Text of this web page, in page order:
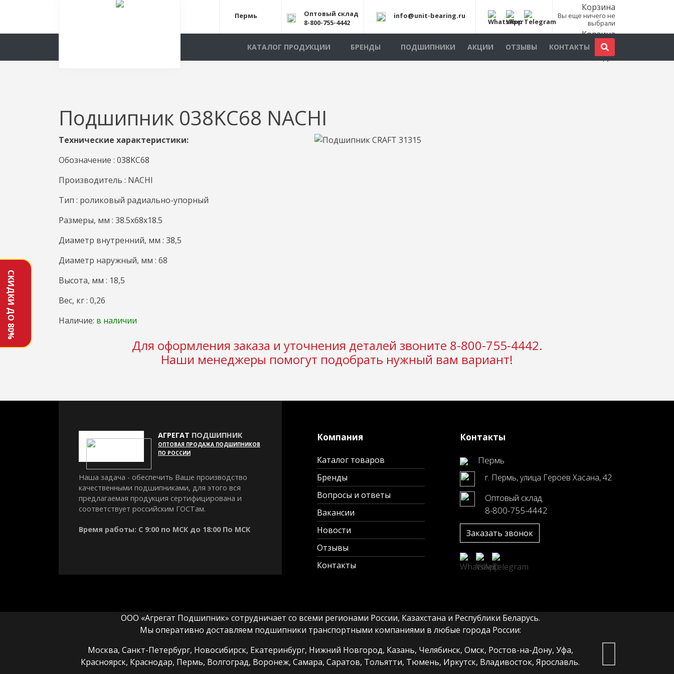
СКИДКИ ДО 80%
Пермь
Оптовый склад
8-800-755-4442
info@unit-bearing.ru
Корзина
Вы еще ничего не
выбрали
Корзина
Всего товаров:
0
шт., на сумму:
руб.
КАТАЛОГ ПРОДУКЦИИ БРЕНДЫ ПОДШИПНИКИ АКЦИИ ОТЗЫВЫ КОНТАКТЫ
Подшипник 038KC68 NACHI
Технические характеристики:
Обозначение : 038KC68
Производитель : NACHI
Тип : роликовый радиально-упорный
Размеры, мм : 38.5x68x18.5
Диаметр внутренний, мм : 38,5
Диаметр наружный, мм : 68
Высота, мм : 18,5
Вес, кг : 0,26
Наличие: в наличии
Для оформления заказа и уточнения деталей звоните 8-800-755-4442.
Наши менеджеры помогут подобрать нужный вам вариант!
АГРЕГАТ ПОДШИПНИК
ОПТОВАЯ ПРОДАЖА ПОДШИПНИКОВ
ПО РОССИИ
Наша задача - обеспечить Ваше производство
качественными подшипниками, для этого вся
предлагаемая продукция сертифицирована и
соответствует российским ГОСТам.
Время работы: С 9:00 по МСК до 18:00 По МСК
Компания
Каталог товаров
Бренды
Вопросы и ответы
Вакансии
Новости
Отзывы
Контакты
Контакты
Пермь
г. Пермь, улица Героев Хасана, 42
Оптовый склад
8-800-755-4442
Заказать звонок
ООО «Агрегат Подшипник» сотрудничает со всеми регионами России, Казахстана и Республики Беларусь.
Мы оперативно доставляем подшипники транспортными компаниями в любые города России:
Москва, Санкт-Петербург, Новосибирск, Екатеринбург, Нижний Новгород, Казань, Челябинск, Омск, Ростов-на-Дону, Уфа,
Красноярск, Краснодар, Пермь, Волгоград, Воронеж, Самара, Саратов, Тольятти, Тюмень, Иркутск, Владивосток, Ярославль.